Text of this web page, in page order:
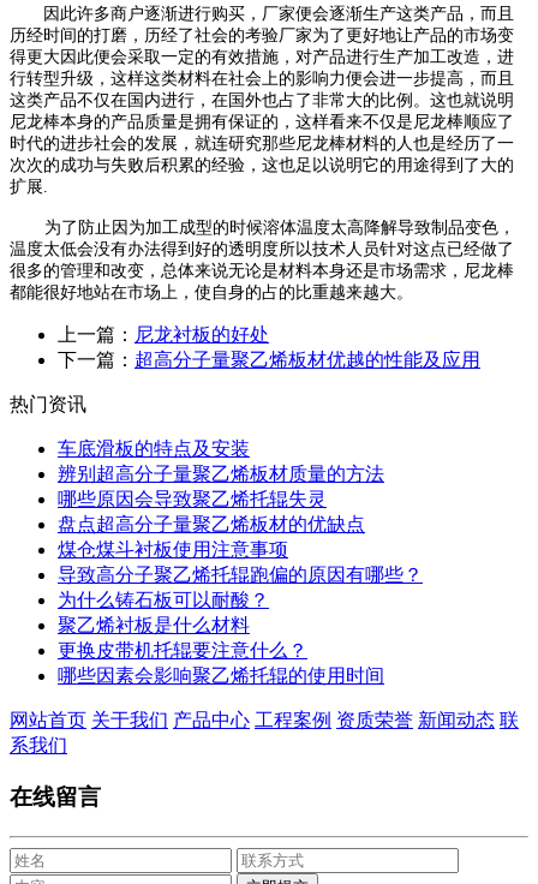
因此许多商户逐渐进行购买，厂家便会逐渐生产这类产品，而且
历经时间的打磨，历经了社会的考验厂家为了更好地让产品的市场变
得更大因此便会采取一定的有效措施，对产品进行生产加工改造，进
行转型升级，这样这类材料在社会上的影响力便会进一步提高，而且
这类产品不仅在国内进行，在国外也占了非常大的比例。这也就说明
尼龙棒本身的产品质量是拥有保证的，这样看来不仅是尼龙棒顺应了
时代的进步社会的发展，就连研究那些尼龙棒材料的人也是经历了一
次次的成功与失败后积累的经验，这也足以说明它的用途得到了大的
扩展.
为了防止因为加工成型的时候溶体温度太高降解导致制品变色，
温度太低会没有办法得到好的透明度所以技术人员针对这点已经做了
很多的管理和改变，总体来说无论是材料本身还是市场需求，尼龙棒
都能很好地站在市场上，使自身的占的比重越来越大。
上一篇： 尼龙衬板的好处
下一篇： 超高分子量聚乙烯板材优越的性能及应用
热门资讯
车底滑板的特点及安装
辨别超高分子量聚乙烯板材质量的方法
哪些原因会导致聚乙烯托辊失灵
盘点超高分子量聚乙烯板材的优缺点
煤仓煤斗衬板使用注意事项
导致高分子聚乙烯托辊跑偏的原因有哪些？
为什么铸石板可以耐酸？
聚乙烯衬板是什么材料
更换皮带机托辊要注意什么？
哪些因素会影响聚乙烯托辊的使用时间
网站首页 关于我们 产品中心 工程案例 资质荣誉 新闻动态 联
系我们
在线留言